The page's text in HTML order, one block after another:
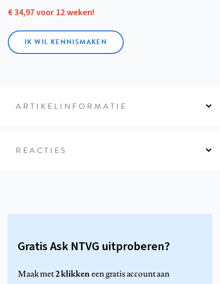
€ 34,97 voor 12 weken!
IK WIL KENNISMAKEN
ARTIKELINFORMATIE
REACTIES
Gratis Ask NTVG uitproberen?
Maak met2 klikkeneen gratis account aan